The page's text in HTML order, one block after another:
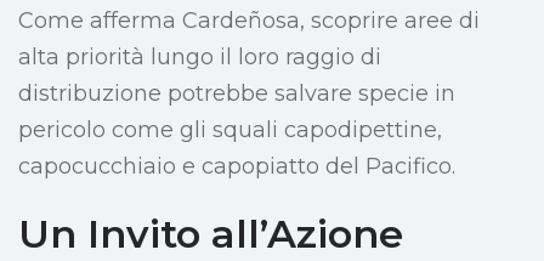
Come afferma Cardeñosa, scoprire aree di
alta priorità lungo il loro raggio di
distribuzione potrebbe salvare specie in
pericolo come gli squali capodipettine,
capocucchiaio e capopiatto del Pacifico.
Un Invito all’Azione